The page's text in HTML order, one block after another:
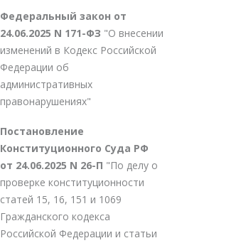
Федеральный закон от
24.06.2025 N 171-ФЗ "О внесении
изменений в Кодекс Российской
Федерации об
административных
правонарушениях"
Постановление
Конституционного Суда РФ
от 24.06.2025 N 26-П "По делу о
проверке конституционности
статей 15, 16, 151 и 1069
Гражданского кодекса
Российской Федерации и статьи